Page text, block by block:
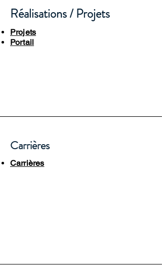
Réalisations / Projets
Projets
Portail
Carrières
Carrières